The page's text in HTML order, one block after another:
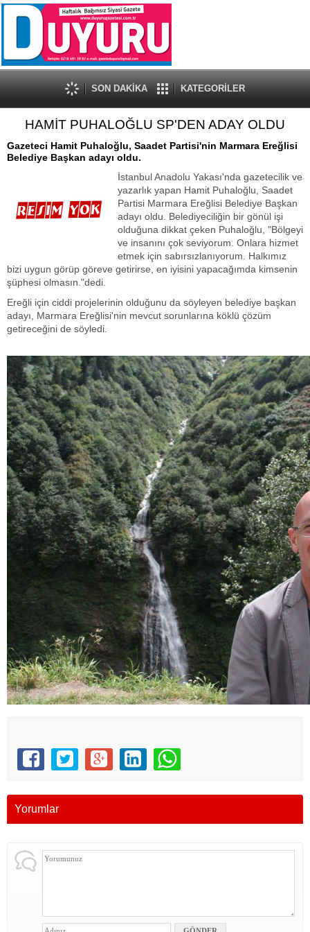
SON DAKİKA KATEGORİLER
HAMİT PUHALOĞLU SP'DEN ADAY OLDU
Gazeteci Hamit Puhaloğlu, Saadet Partisi'nin Marmara Ereğlisi
Belediye Başkan adayı oldu.
İstanbul Anadolu Yakası'nda gazetecilik ve
yazarlık yapan Hamit Puhaloğlu, Saadet
Partisi Marmara Ereğlisi Belediye Başkan
adayı oldu. Belediyeciliğin bir gönül işi
olduğuna dikkat çeken Puhaloğlu, "Bölgeyi
ve insanını çok seviyorum. Onlara hizmet
etmek için sabırsızlanıyorum. Halkımız
bizi uygun görüp göreve getirirse, en iyisini yapacağımda kimsenin
şüphesi olmasın."dedi.
Ereğli için ciddi projelerinin olduğunu da söyleyen belediye başkan
adayı, Marmara Ereğlisi'nin mevcut sorunlarına köklü çözüm
getireceğini de söyledi.
Yorumlar